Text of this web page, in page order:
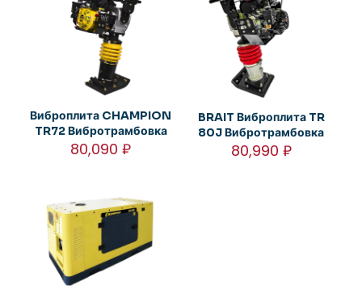
Виброплита CHAMPION
TR72 Вибротрамбовка
80,090₽
BRAIT Виброплита TR
80J Вибротрамбовка
80,990 ₽